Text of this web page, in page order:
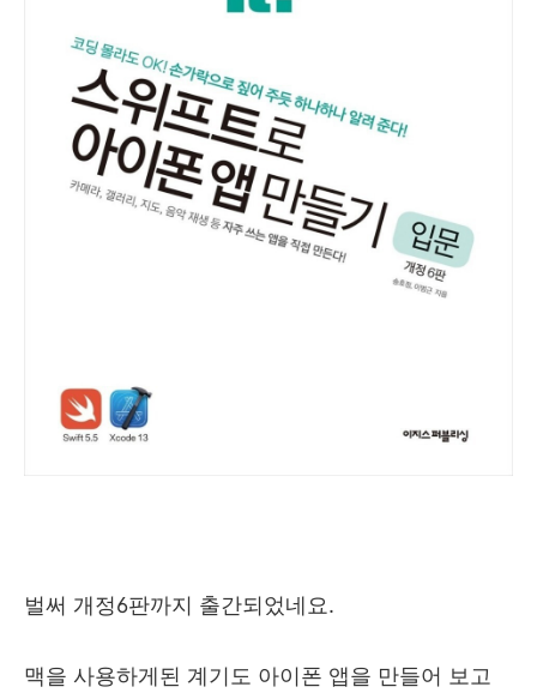
벌써 개정6판까지 출간되었네요.
맥을 사용하게된 계기도 아이폰 앱을 만들어 보고